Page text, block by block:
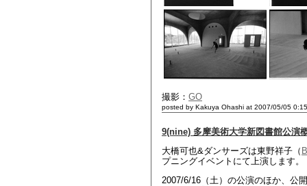
撮影： GO
posted by Kakuya Ohashi at 2007/05/05
9(nine) 多摩美術大学新図書館公演
大橋可也&ダンサーズは東野祥子（
プニングイベントにて上演します。
2007/6/16（土）の公演のほか、公